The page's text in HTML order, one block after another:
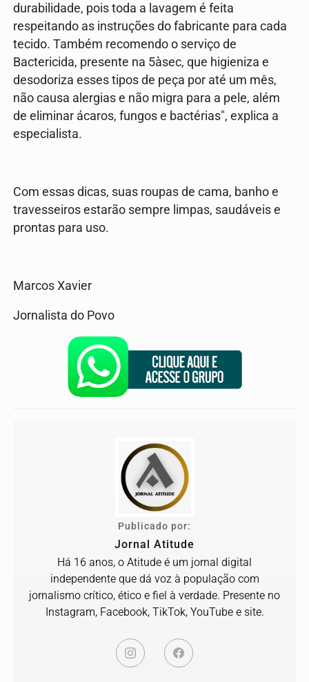
durabilidade, pois toda a lavagem é feita
respeitando as instruções do fabricante para cada
tecido. Também recomendo o serviço de
Bactericida, presente na 5àsec, que higieniza e
desodoriza esses tipos de peça por até um mês,
não causa alergias e não migra para a pele, além
de eliminar ácaros, fungos e bactérias", explica a
especialista.
Com essas dicas, suas roupas de cama, banho e
travesseiros estarão sempre limpas, saudáveis e
prontas para uso.
Marcos Xavier
Jornalista do Povo
Publicado por:
Jornal Atitude
Há 16 anos, o Atitude é um jornal digital
independente que dá voz à população com
jornalismo crítico, ético e fiel à verdade. Presente no
Instagram, Facebook, TikTok, YouTube e site.